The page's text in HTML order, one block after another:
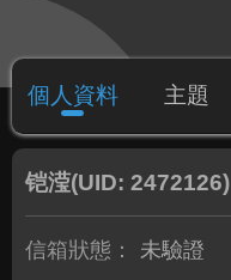
個人資料 主題
铠滢(UID: 2472126)
信箱狀態： 未驗證